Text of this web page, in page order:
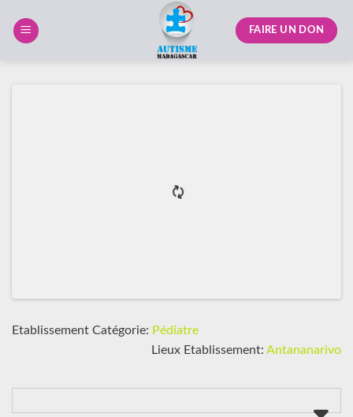
FAIRE UN DON
Etablissement Catégorie: Pédiatre
Lieux Etablissement: Antananarivo